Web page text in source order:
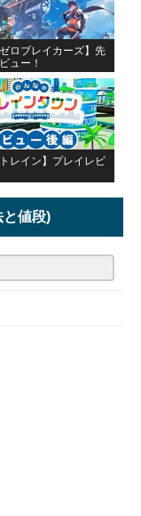
ロブレイカーズ】先
ュー！
レイン】プレイレビ
と値段)